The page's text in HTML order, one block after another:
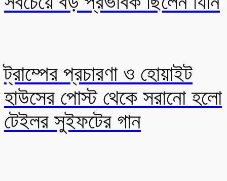
ট্রাম্পের প্রচারণা ও হোয়াইট
হাউসের পোস্ট থেকে সরানো হলো
টেইলর সুইফটের গান